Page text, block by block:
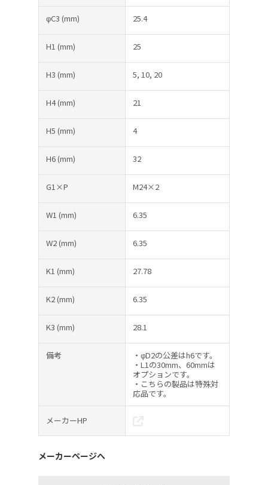
φC3 (mm) 25.4
H1 (mm) 25
H3 (mm) 5, 10, 20
H4(mm) 21
H5 (mm) 4
H6(mm) 32
G1×P M24×2
W1 (mm) 6.35
W2(mm) 6.35
K1 (mm) 27.78
K2(mm) 6.35
K3 (mm) 28.1
備考
・φD2の公差はh6です。
・L1の30mm、60mmは
オプションです。
・こちらの製品は特殊対
応品です。
メーカーHP
メーカーページへ